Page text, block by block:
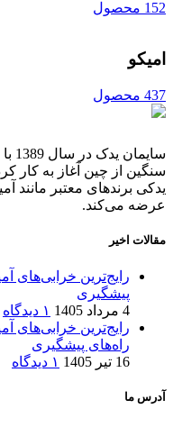
152 محصول
امیکو
437 محصول
سنگین از چین آغاز به کار
یدکی برندهای معتبر مانند
عرضه می‌کند.
مقالات اخیر
پیشگیری
4 مرداد 1405
۱ دیدگاه
راه‌های پیشگیری
16 تیر 1405
۱ دیدگاه
آدرس ما